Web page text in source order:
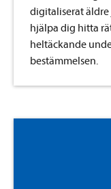
digitaliserat
hjälpa dig hitta
heltäckande
bestämmelsen.